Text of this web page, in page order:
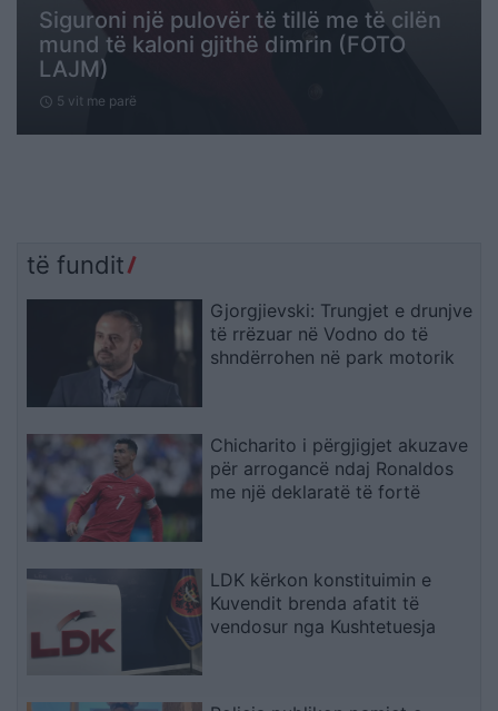
Siguroni një pulovër të tillë me të cilën
mund të kaloni gjithë dimrin (FOTO
LAJM)
schedule 5 vit me parë
të fundit
Gjorgjievski: Trungjet e drunjve
të rrëzuar në Vodno do të
shndërrohen në park motorik
Chicharito i përgjigjet akuzave
për arrogancë ndaj Ronaldos
me një deklaratë të fortë
LDK kërkon konstituimin e
Kuvendit brenda afatit të
vendosur nga Kushtetuesja